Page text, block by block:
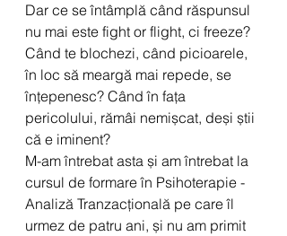
Dar ce se întâmplă când răspunsul
nu mai este fight or flight, ci freeze?
Când te blochezi, când picioarele,
în loc să meargă mai repede, se
înțepenesc? Când în fața
pericolului, rămâi nemișcat, deși știi
că e iminent?
M-am întrebat asta și am întrebat la
cursul de formare în Psihoterapie -
Analiză Tranzacțională pe care îl
urmez de patru ani, și nu am primit